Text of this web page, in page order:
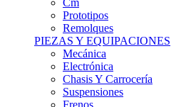
Remolques
PIEZAS Y EQUIPACIONES
Mecánica
Electrónica
Chasis Y Carrocería
Suspensiones
Frenos
Llantas